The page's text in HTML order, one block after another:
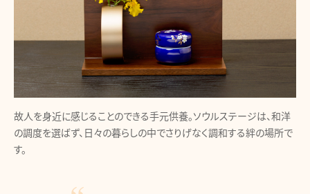
故人を身近に感じることのできる手元供養。ソウルステージは、和洋
の調度を選ばず、日々の暮らしの中でさりげなく調和する絆の場所で
す。